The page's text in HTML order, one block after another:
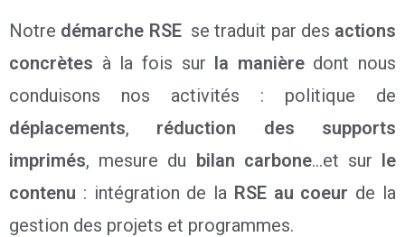
Notre démarche RSEse traduit par des actions
concrètes à la fois sur la manièredont nous
conduisons nos activités : politique de
déplacements, réduction des supports
imprimés, mesure du bilan carbone…et sur le
contenu : intégration de la RSE au coeur de la
gestion des projets et programmes.